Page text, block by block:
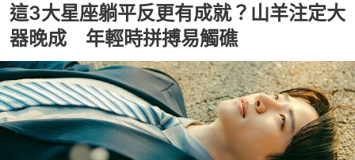
這3大星座躺平反更有成就？山羊注定大
器晚成 年輕時拼搏易觸礁